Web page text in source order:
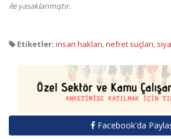
ile yasaklanmıştır.
Etiketler: insan hakları,nefret suçları,
Facebook'da